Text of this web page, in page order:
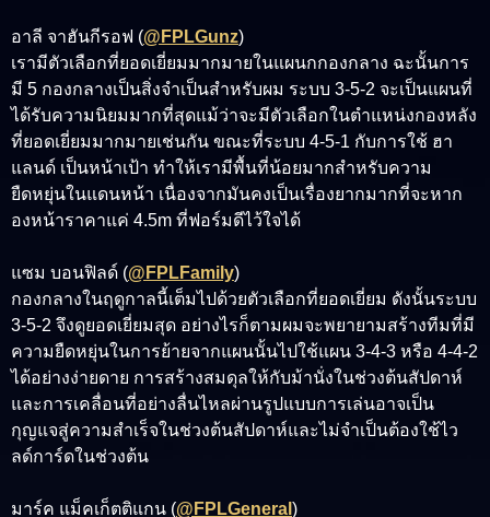
อาลี จาฮันกีรอฟ (@FPLGunz)
เรามีตัวเลือกที่ยอดเยี่ยมมากมายในแผนกกองกลาง ฉะนั้นการ
มี 5 กองกลางเป็นสิ่งจำเป็นสำหรับผม ระบบ 3-5-2 จะเป็นแผนที่
ได้รับความนิยมมากที่สุดแม้ว่าจะมีตัวเลือกในตำแหน่งกองหลัง
ที่ยอดเยี่ยมมากมายเช่นกัน ขณะที่ระบบ 4-5-1 กับการใช้ ฮา
แลนด์ เป็นหน้าเป้า ทำให้เรามีพื้นที่น้อยมากสำหรับความ
ยืดหยุ่นในแดนหน้า เนื่องจากมันคงเป็นเรื่องยากมากที่จะหาก
องหน้าราคาแค่ 4.5m ที่ฟอร์มดีไว้ใจได้
แซม บอนฟิลด์ (@FPLFamily)
กองกลางในฤดูกาลนี้เต็มไปด้วยตัวเลือกที่ยอดเยี่ยม ดังนั้นระบบ
3-5-2 จึงดูยอดเยี่ยมสุด อย่างไรก็ตามผมจะพยายามสร้างทีมที่มี
ความยืดหยุ่นในการย้ายจากแผนนั้นไปใช้แผน 3-4-3 หรือ 4-4-2
ได้อย่างง่ายดาย การสร้างสมดุลให้กับม้านั่งในช่วงต้นสัปดาห์
และการเคลื่อนที่อย่างลื่นไหลผ่านรูปแบบการเล่นอาจเป็น
กุญแจสู่ความสำเร็จในช่วงต้นสัปดาห์และไม่จำเป็นต้องใช้ไว
ลด์การ์ดในช่วงต้น
มาร์ค แม็คเก็ตติแกน (@FPLGeneral )